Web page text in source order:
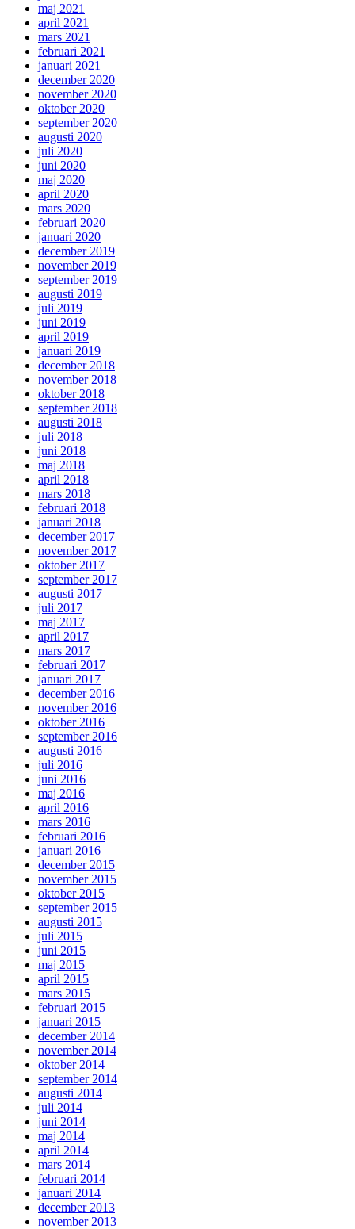
maj 2021
april 2021
mars 2021
februari 2021
januari 2021
december 2020
november 2020
oktober 2020
september 2020
augusti 2020
juli 2020
juni 2020
maj 2020
april 2020
mars 2020
februari 2020
januari 2020
december 2019
november 2019
september 2019
augusti 2019
juli 2019
juni 2019
april 2019
januari 2019
december 2018
november 2018
oktober 2018
september 2018
augusti 2018
juli 2018
juni 2018
maj 2018
april 2018
mars 2018
februari 2018
januari 2018
december 2017
november 2017
oktober 2017
september 2017
augusti 2017
juli 2017
maj 2017
april 2017
mars 2017
februari 2017
januari 2017
december 2016
november 2016
oktober 2016
september 2016
augusti 2016
juli 2016
juni 2016
maj 2016
april 2016
mars 2016
februari 2016
januari 2016
december 2015
november 2015
oktober 2015
september 2015
augusti 2015
juli 2015
juni 2015
maj 2015
april 2015
mars 2015
februari 2015
januari 2015
december 2014
november 2014
oktober 2014
september 2014
augusti 2014
juli 2014
juni 2014
maj 2014
april 2014
mars 2014
februari 2014
januari 2014
december 2013
november 2013